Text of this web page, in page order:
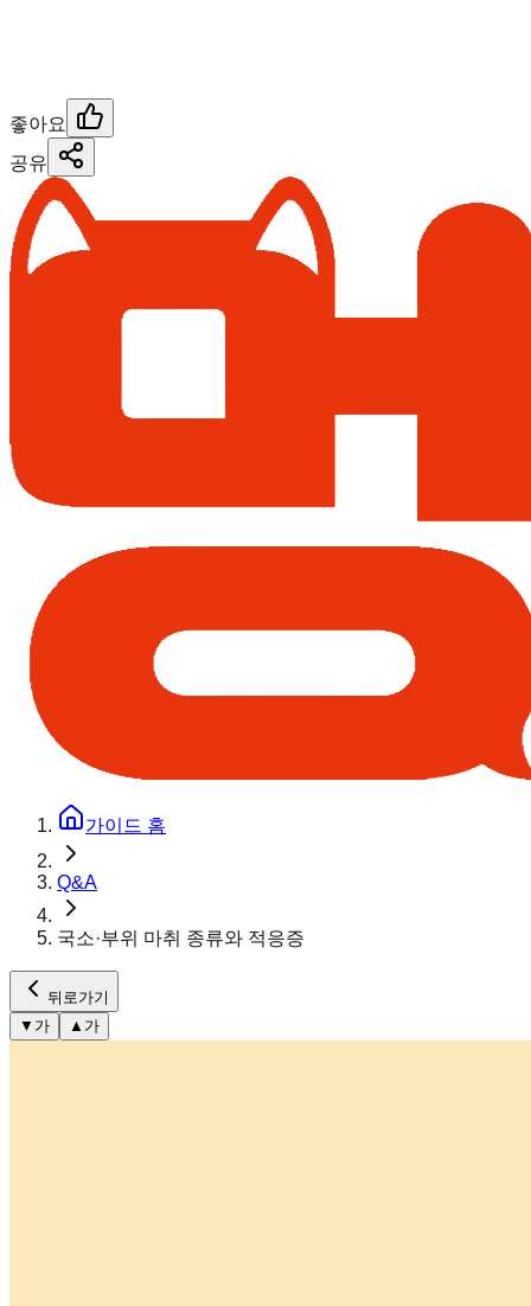
좋아요
공유
가이드 홈
Q&A
국소·부위 마취 종류와 적응증
뒤로가기
▼ 가 ▲ 가